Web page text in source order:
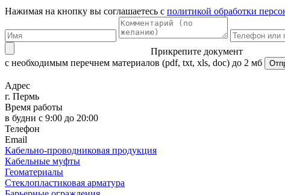
Нажимая на кнопку вы соглашаетесь с политикой обработки
Прикрепите документ
с необходимым перечнем материалов (pdf, txt, xls, doc) до 2 мб
Адрес
г. Пермь
Время работы
в будни с 9:00 до 20:00
Телефон
Email
Кабельно-проводниковая продукция
Кабельные муфты
Геоматериалы
Стеклопластиковая арматура